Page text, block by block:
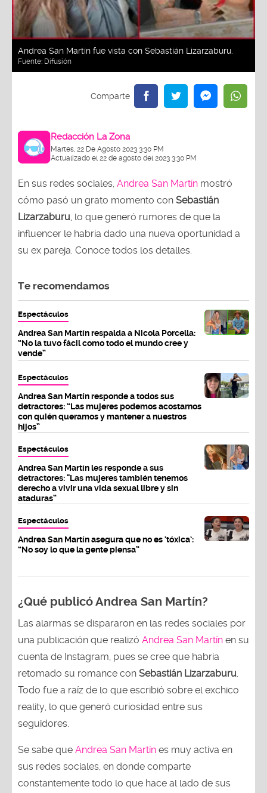
Andrea San Martín fue vista con Sebastián Lizarzaburu.
Fuente: Difusión
Redacción La Zona
Martes, 22 De Agosto 2023 3:30 PM
Actualizado el 22 de agosto del 2023 3:30 PM
En sus redes sociales, Andrea San Martín mostró
cómo pasó un grato momento con Sebastián
Lizarzaburu , lo que generó rumores de que la
influencer le habría dado una nueva oportunidad a
su ex pareja. Conoce todos los detalles.
Te recomendamos
Espectáculos
Andrea San Martín respalda a Nicola Porcella:
“No la tuvo fácil como todo el mundo cree y
vende”
Espectáculos
Andrea San Martín responde a todos sus
detractores: “Las mujeres podemos acostarnos
con quién queramos y mantener a nuestros
hijos”
Espectáculos
Andrea San Martín les responde a sus
detractores: "Las mujeres también tenemos
derecho a vivir una vida sexual libre y sin
ataduras”
Espectáculos
Andrea San Martín asegura que no es ‘tóxica’:
“No soy lo que la gente piensa”
¿Qué publicó Andrea San Martín?
Las alarmas se dispararon en las redes sociales por
una publicación que realizó Andrea San Martín en su
cuenta de Instagram, pues se cree que habría
retomado su romance con Sebastián Lizarzaburu
Todo fue a raíz de lo que escribió sobre el exchico
reality, lo que generó curiosidad entre sus
seguidores.
Se sabe que Andrea San Martín es muy activa en
sus redes sociales, en donde comparte
constantemente todo lo que hace al lado de sus